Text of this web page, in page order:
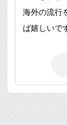
海外の流行
ば嬉しいで